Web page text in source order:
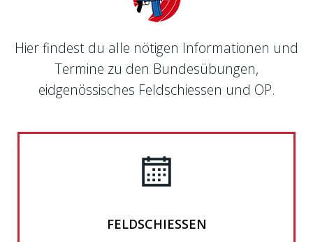
Hier findest du alle nötigen Informationen und
Termine zu den Bundesübungen,
eidgenössisches Feldschiessen und OP.
FELDSCHIESSEN